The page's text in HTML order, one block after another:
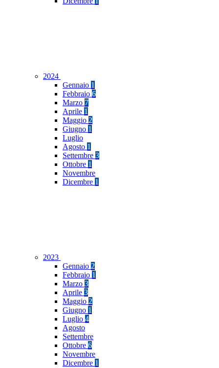
2024
Gennaio 1
Febbraio 6
Marzo 7
Aprile 1
Maggio 2
Giugno 1
Luglio
Agosto 1
Settembre 3
Ottobre 1
Novembre
Dicembre 1
2023
Gennaio 2
Febbraio 1
Marzo 3
Aprile 3
Maggio 2
Giugno 1
Luglio 4
Agosto
Settembre
Ottobre 6
Novembre
Dicembre 1